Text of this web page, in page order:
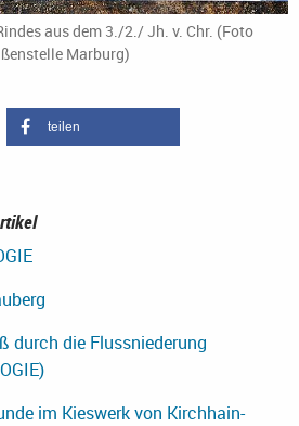
aus dem 3./2./ Jh. v. Chr. (Foto
Marburg)
teilen
durch die Flussniederung
im Kieswerk von Kirchhain-